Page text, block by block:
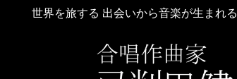
世界を旅する 出会いから音楽が生まれる